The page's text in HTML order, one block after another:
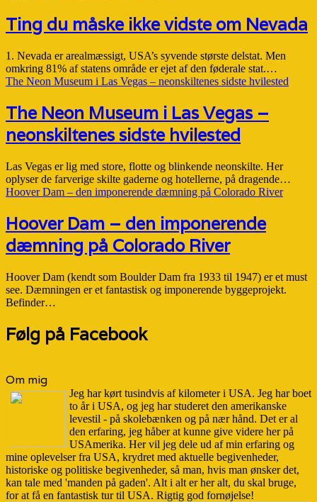
Ting du måske ikke vidste om Nevada
1. Nevada er arealmæssigt, USA’s syvende største delstat. Men
omkring 81% af statens område er ejet af den føderale stat.…
The Neon Museum i Las Vegas – neonskiltenes sidste hvilested
The Neon Museum i Las Vegas –
neonskiltenes sidste hvilested
Las Vegas er lig med store, flotte og blinkende neonskilte. Her
oplyser de farverige skilte gaderne og hotellerne, på dragende…
Hoover Dam – den imponerende dæmning på Colorado River
Hoover Dam – den imponerende
dæmning på Colorado River
Hoover Dam (kendt som Boulder Dam fra 1933 til 1947) er et must
see. Dæmningen er et fantastisk og imponerende byggeprojekt.
Befinder…
Følg på Facebook
Om mig
Jeg har kørt tusindvis af kilometer i USA. Jeg har boet
to år i USA, og jeg har studeret den amerikanske
levestil - på skolebænken og på nær hånd. Det er al
den erfaring, jeg håber at kunne give videre her på
USAmerika. Her vil jeg dele ud af min erfaring og
mine oplevelser fra USA, krydret med aktuelle begivenheder,
historiske og politiske begivenheder, så man, hvis man ønsker det,
kan tale med 'manden på gaden'. Alt i alt er her alt, du skal bruge,
for at få en fantastisk tur til USA. Rigtig god fornøjelse!